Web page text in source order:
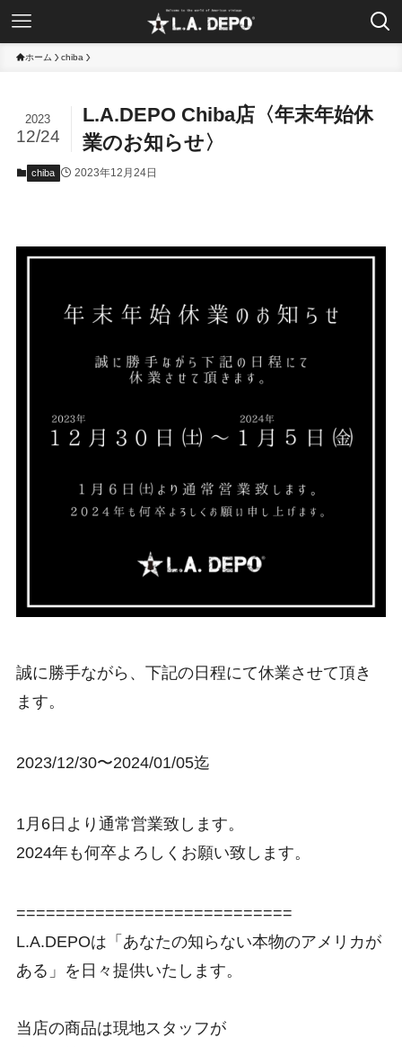
ホーム chiba
L.A.DEPO Chiba店〈年末年始休
業のお知らせ〉
2023
12/24
chiba 2023年12月24日
誠に勝手ながら、下記の日程にて休業させて頂き
ます。
2023/12/30〜2024/01/05迄
1月6日より通常営業致します。
2024年も何卒よろしくお願い致します。
============================
L.A.DEPOは「あなたの知らない本物のアメリカが
ある」を日々提供いたします。
当店の商品は現地スタッフが